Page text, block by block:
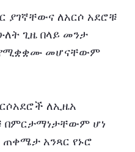
ያገኛቸውና ለአርሶ አደሮቹ
ጊዜ በላይ መንታ
የሚቋቋሙ መሆናቸውም
ለኢዜአ
በምርታማነታቸውም ሆነ
አንጻር የኑሮ